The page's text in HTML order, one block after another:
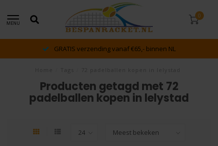
MENU
0
GRATIS verzending vanaf €65,- binnen NL
Producten getagd met 72
padelballen kopen in lelystad